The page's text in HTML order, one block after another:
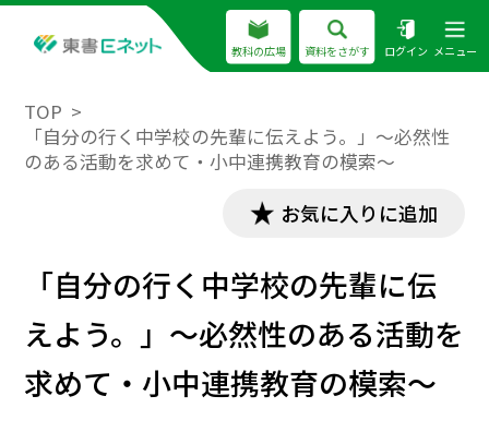
教科の広場 資料をさがす ログイン メニュー
TOP
「自分の行く中学校の先輩に伝えよう。」～必然性
のある活動を求めて・小中連携教育の模索～
お気に入りに追加
「自分の行く中学校の先輩に伝
えよう。」～必然性のある活動を
求めて・小中連携教育の模索～